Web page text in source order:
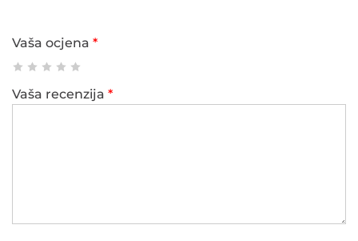
Vaša ocjena *
Vaša recenzija *